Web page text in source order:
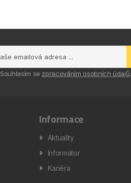
Souhlasím se zpracováním osobních údajů.
Informace
Aktuality
Informátor
Kariéra